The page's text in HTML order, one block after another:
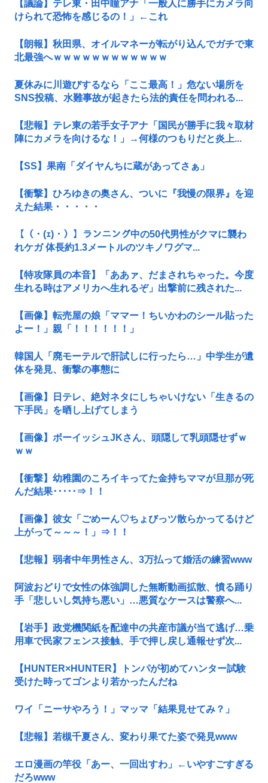
【議論】テレ東・田中瞳アナ「一般人に勝手にカメラ向
けられて恐怖を感じるの！」←これ
【朗報】秋田県、オイルマネーが転がり込んでガチで東
北最強へｗｗｗｗｗｗｗｗｗｗｗｗ
夏休みに川遊びするなら「ここ最高！」危ない場所を
SNS投稿、水難事故が起きたら法的責任を問われる...
【悲報】テレ東の若手女子アナ「国民が勝手に我々取材
陣にカメラを向けるな！」→何様のつもりだと炎上...
【SS】果南「ダイヤんちに蔵があってさぁ」
【衝撃】ひろゆきの奥さん、ついに『我慢の限界』を迎
えた結果・・・・・
【（・(ｪ)・）】ランニング中の50代男性がクマに襲わ
れケガ 体長約1.3メートルのツキノワグマ...
【特攻隊員の本音】「ああァ、だまされちゃった。今度
生れる時はアメリカへ生れるぞ」出撃前に残された...
【画像】転売屋の娘「ママー！ちいかわのシール貼った
よー！」親「！！！！！！」
韓国人「廃モーテルで肝試しに行ったら…」中学生が遺
体を発見、衝撃の事態に
【画像】日テレ、絶対ネタにしちゃいけない「生きるの
下手民」を晒し上げてしまう
【画像】ボーイッシュJKさん、頭隠して乳頭隠せずｗ
ｗｗ
【衝撃】幼稚園のころイキってた金持ちママが旦那が死
んだ結果･････⇒！！
【画像】彼女「ごめーん♡ちょびっツ散らかってるけど
上がって～～～！」⇒！！
【悲報】弱者中年男性さん、3万払って婚活の練習www
阿波おどりで女性の体強調した無断動画拡散、憤る踊り
手「悲しいし気持ち悪い」…悪質なケースは警察へ...
【岩手】政党機関紙を配達中の共産市議が当て逃げ…乗
用車で民家フェンス接触、手で押し戻し通報せず次...
【HUNTER×HUNTER】トンパが初めてハンター試験
受けた時ってゴンより若かったんだね
ワイ「ニーサやろう！」マッマ「結果見せてみ？」
【悲報】若槻千夏さん、変わり果てた姿で発見www
エロ漫画の竿役「あー、一回出すわ」←いやすごすぎる
だろwww